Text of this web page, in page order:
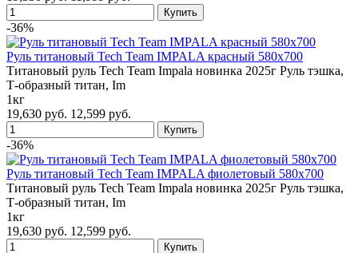
-36%
Руль титановый Tech Team IMPALA красный 580x700
Титановый руль Tech Team Impala новинка 2025г Руль тэшка,
Т-образный титан, Im
1кг
19,630 руб. 12,599 руб.
-36%
Руль титановый Tech Team IMPALA фиолетовый 580x700
Титановый руль Tech Team Impala новинка 2025г Руль тэшка,
Т-образный титан, Im
1кг
19,630 руб. 12,599 руб.